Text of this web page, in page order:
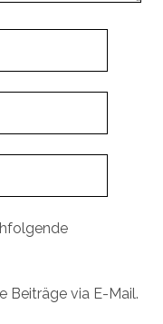
Beiträge via E-Mail.